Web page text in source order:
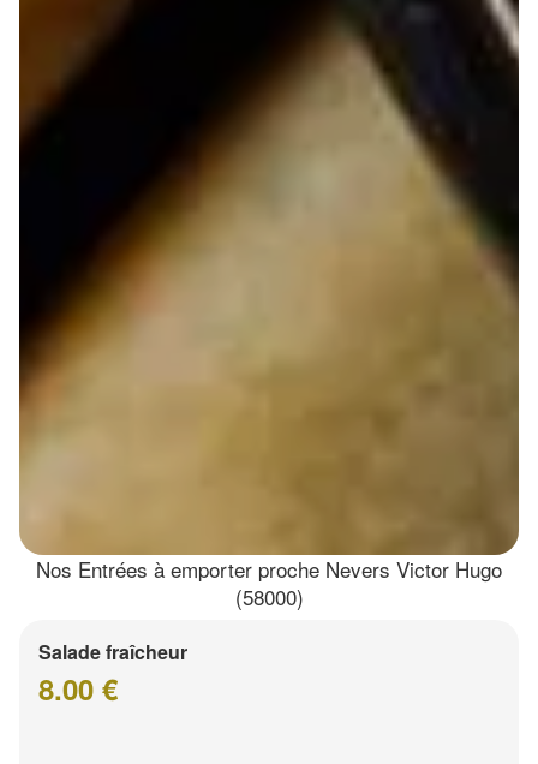
Nos Entrées à emporter proche Nevers Victor Hugo
(58000)
Salade fraîcheur
8.00 €